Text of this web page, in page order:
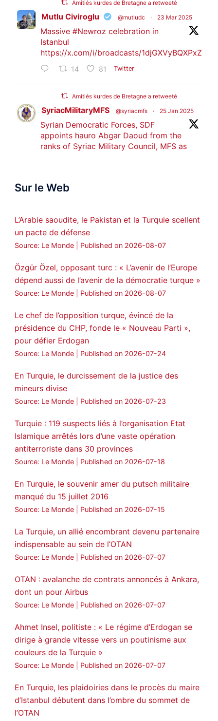
Amitiés kurdes de Bretagne a retweeté
Mutlu Civiroglu @mutludc · 23 Mar 2025
Massive #Newroz celebration in
Istanbul
https://x.com/i/broadcasts/1djGXVyBQXPxZ
14 81 Twitter
Amitiés kurdes de Bretagne a retweeté
SyriacMilitaryMFS @syriacmfs · 25 Jan 2025
Syrian Democratic Forces, SDF
appoints hauro Abgar Daoud from the
ranks of Syriac Military Council, MFS as
ܟܫܝܪܘܬܐ ܒܘܠܝܬܐ ܚܘܪܐ ܐܒܓܪ
Amitiés kurdes de Bretagne a retweeté
MedyaNews @medyanews_ · 24 Jan 2025
🔴DEM Party Imrali delegation made a
statement on Abdullah Öcalan meeting
#AbdullahÖcalan #PeaceProcess
🔗https://medyanews.rs/h4lwBwQ
3
Sur le Web
L’Arabie saoudite, le Pakistan et la Turquie scellent
un pacte de défense
Source: Le Monde Published on 2026-08-07
Özgür Özel, opposant turc : « L’avenir de l’Europe
dépend aussi de l’avenir de la démocratie turque »
Source: Le Monde Published on 2026-08-07
Le chef de l’opposition turque, évincé de la
présidence du CHP, fonde le « Nouveau Parti »,
pour défier Erdogan
Source: Le Monde Published on 2026-07-24
En Turquie, le durcissement de la justice des
mineurs divise
Source: Le Monde Published on 2026-07-23
Turquie : 119 suspects liés à l’organisation Etat
Islamique arrêtés lors d’une vaste opération
antiterroriste dans 30 provinces
Source: Le Monde Published on 2026-07-18
En Turquie, le souvenir amer du putsch militaire
manqué du 15 juillet 2016
Source: Le Monde Published on 2026-07-15
La Turquie, un allié encombrant devenu partenaire
indispensable au sein de l’OTAN
Source: Le Monde Published on 2026-07-07
OTAN : avalanche de contrats annoncés à Ankara,
dont un pour Airbus
Source: Le Monde Published on 2026-07-07
Ahmet Insel, politiste : « Le régime d’Erdogan se
dirige à grande vitesse vers un poutinisme aux
couleurs de la Turquie »
Source: Le Monde Published on 2026-07-07
En Turquie, les plaidoiries dans le procès du maire
d’Istanbul débutent dans l’ombre du sommet de
l’OTAN